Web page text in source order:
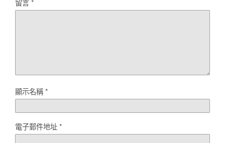
顯示名稱*
電子郵件地址*